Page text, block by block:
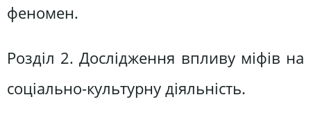
феномен.
Розділ 2. Дослідження впливу міфів на
соціально-культурну діяльність.